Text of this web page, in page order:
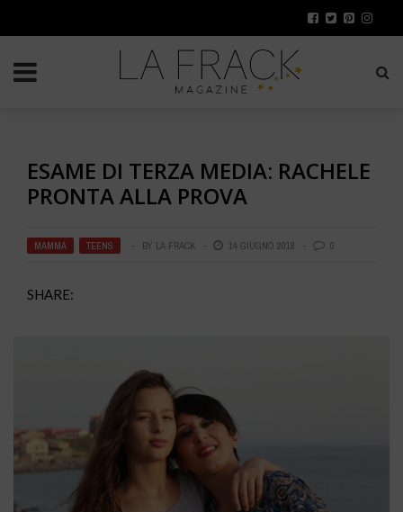
ESAME DI TERZA MEDIA: RACHELE
PRONTA ALLA PROVA
MAMMA , TEENS BY LA FRACK 14 GIUGNO 2018 0
SHARE: